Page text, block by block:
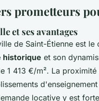
prometteurs
et ses avantages
de Saint-Étienne est
historique et son
1 413 €/m². La
locative y est